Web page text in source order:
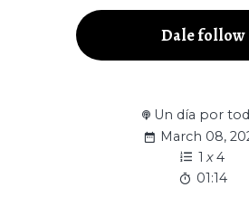
Dale follow
Un día por
March 08,
1 x4
01:14